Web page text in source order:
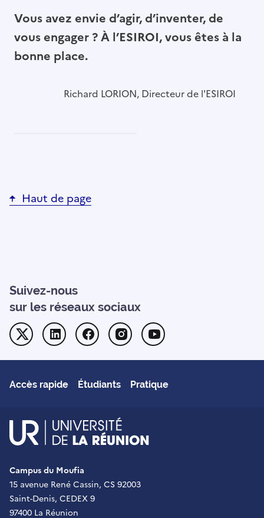
Vous avez envie d’agir, d’inventer, de
vous engager ? À l’ESIROI, vous êtes à la
bonne place.
Richard LORION, Directeur de l'ESIROI
Haut de page
Suivez-nous
sur les réseaux sociaux
Twitter Linkedin FacebookInstagram
Accès rapide Étudiants Pratique
Campus du Moufia
15 avenue René Cassin, CS 92003
Saint-Denis, CEDEX 9
97400 La Réunion